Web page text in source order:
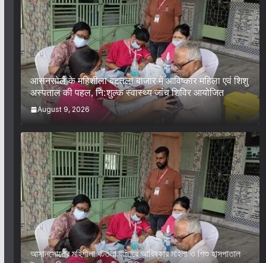
आसनसोल के महिशीला बटतला बाजार में आविष्कार महिला एवं शिशु
अस्पताल की पहल, नि:शुल्क स्वास्थ्य जांच शिविर आयोजित
August 9, 2026
আসানসোলের মহিশীলা বটতলা বাজারে আবিষ্কার মহিলা ও শিশু হাসপাতাল